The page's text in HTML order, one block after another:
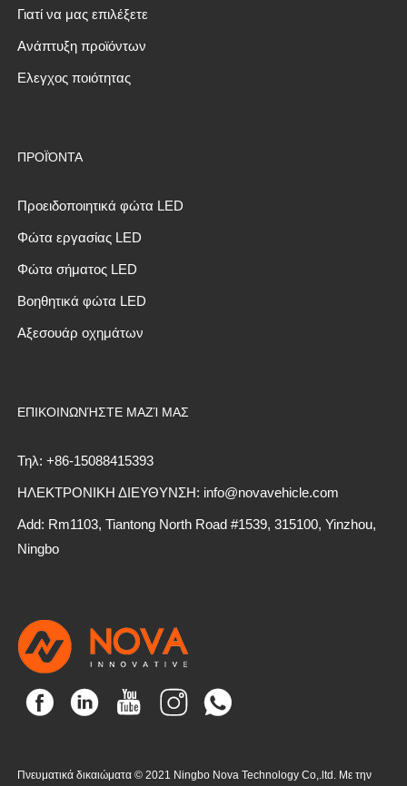
Γιατί να μας επιλέξετε
Ανάπτυξη προϊόντων
Ελεγχος ποιότητας
ΠΡΟΪΌΝΤΑ
Προειδοποιητικά φώτα LED
Φώτα εργασίας LED
Φώτα σήματος LED
Βοηθητικά φώτα LED
Αξεσουάρ οχημάτων
ΕΠΙΚΟΙΝΩΝΉΣΤΕ ΜΑΖΊ ΜΑΣ
Τηλ: +86-15088415393
ΗΛΕΚΤΡΟΝΙΚΗ ΔΙΕΥΘΥΝΣΗ: info@novavehicle.com
Add: Rm1103, Tiantong North Road #1539, 315100, Yinzhou,
Ningbo
Πνευματικά δικαιώματα © 2021 Ningbo Nova Technology Co,.ltd. Με την